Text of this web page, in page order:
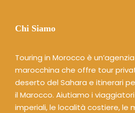
Chi Siamo
Touring in Morocco è
marocchina che offre tour
deserto del Sahara e itinerari
il Marocco. Aiutiamo i
imperiali, le località costiere, le